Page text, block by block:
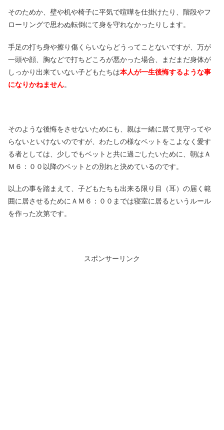
そのためか、壁や机や椅子に平気で喧嘩を仕掛けたり、階段やフ
ローリングで思わぬ転倒にて身を守れなかったりします。
手足の打ち身や擦り傷くらいならどうってことないですが、万が
一頭や顔、胸などで打ちどころが悪かった場合、まだまだ身体が
しっかり出来ていない子どもたちは本人が一生後悔するような事
になりかねません。
そのような後悔をさせないためにも、親は一緒に居て見守ってや
らないといけないのですが、わたしの様なベットをこよなく愛す
る者としては、少しでもベットと共に過ごしたいために、朝はＡ
Ｍ６：００以降のベットとの別れと決めているのです。
以上の事を踏まえて、子どもたちも出来る限り目（耳）の届く範
囲に居させるためにＡＭ６：００までは寝室に居るというルール
を作った次第です。
スポンサーリンク